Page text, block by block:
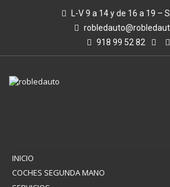
L-V 9 a 14 y de 16 a 19 –
918 99 52 82
INICIO
COCHES SEGUNDA MANO